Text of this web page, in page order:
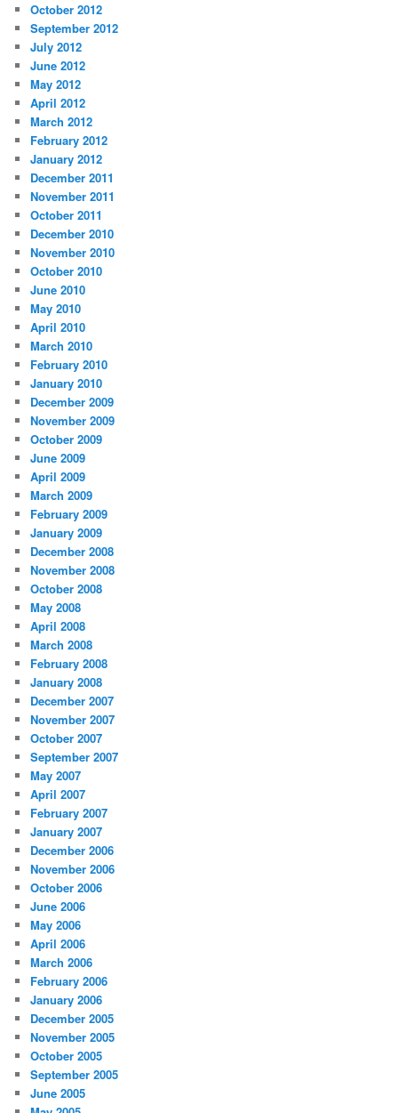
October 2012
September 2012
July 2012
June 2012
May 2012
April 2012
March 2012
February 2012
January 2012
December 2011
November 2011
October 2011
December 2010
November 2010
October 2010
June 2010
May 2010
April 2010
March 2010
February 2010
January 2010
December 2009
November 2009
October 2009
June 2009
April 2009
March 2009
February 2009
January 2009
December 2008
November 2008
October 2008
May 2008
April 2008
March 2008
February 2008
January 2008
December 2007
November 2007
October 2007
September 2007
May 2007
April 2007
February 2007
January 2007
December 2006
November 2006
October 2006
June 2006
May 2006
April 2006
March 2006
February 2006
January 2006
December 2005
November 2005
October 2005
September 2005
June 2005